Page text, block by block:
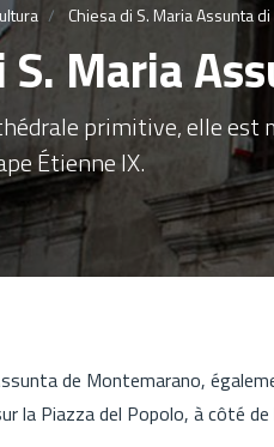
Chiesa di S. Maria Assunta
S. Maria
primitive, elle
Étienne IX.
de Montemarano,
la Piazza del Popolo, à côté de